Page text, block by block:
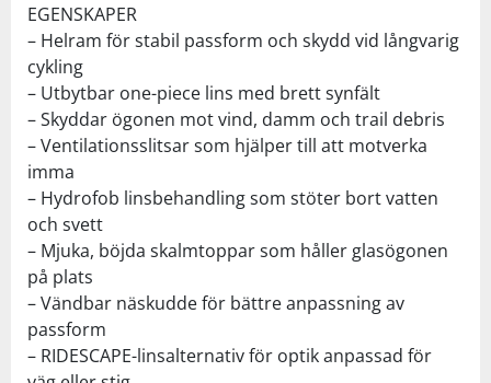
EGENSKAPER
– Helram för stabil passform och skydd vid långvarig
cykling
– Utbytbar one-piece lins med brett synfält
– Skyddar ögonen mot vind, damm och trail debris
– Ventilationsslitsar som hjälper till att motverka
imma
– Hydrofob linsbehandling som stöter bort vatten
och svett
– Mjuka, böjda skalmtoppar som håller glasögonen
på plats
– Vändbar näskudde för bättre anpassning av
passform
– RIDESCAPE-linsalternativ för optik anpassad för